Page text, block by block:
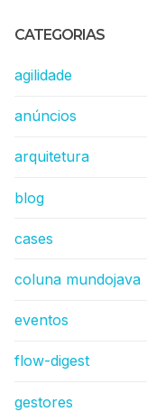
CATEGORIAS
agilidade
anúncios
arquitetura
blog
cases
coluna mundojava
eventos
flow-digest
gestores